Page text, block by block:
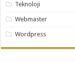
Teknoloji
Webmaster
Wordpress